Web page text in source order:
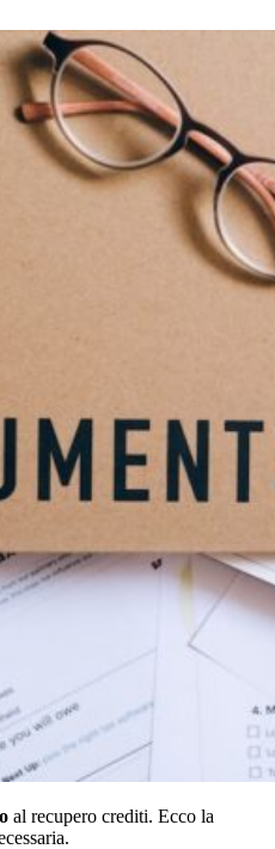
al recupero crediti. Ecco la